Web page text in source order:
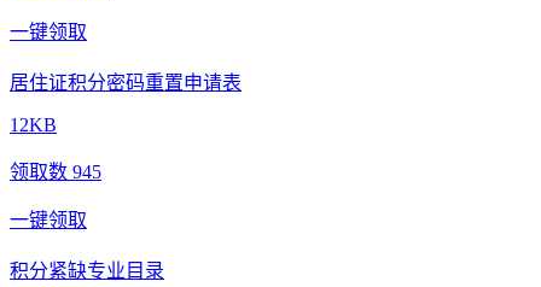
一键领取
居住证积分密码重置申请表
12KB
领取数 945
一键领取
积分紧缺专业目录